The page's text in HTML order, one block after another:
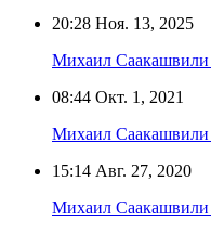
20:28 Ноя. 13, 2025
Михаил Саакашвили
08:44 Окт. 1, 2021
Михаил Саакашвили
15:14 Авг. 27, 2020
Михаил Саакашвили